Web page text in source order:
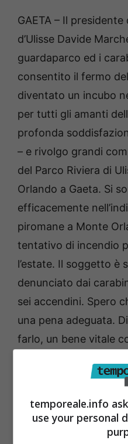
GAETA – Il
d’Ulisse Davide
guardaparco ed i
consentito il fermo
diventato un incubo
per tutti gli amanti
profonda
– e rivolgo grandi
del Parco Riviera di
Orlando a Gaeta. Si
efficacemente
piromane a Monte
tentativo di incendio
l’estate. Il soggetto è
denunciato dai
sei accendini. Spero
una pena adeguata.
farlo, un bene vitale
crimine molto grave”.
temporeale.info
use your personal